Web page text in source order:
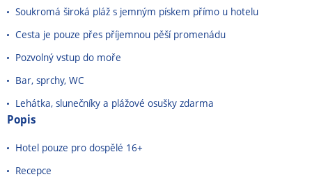
Soukromá široká pláž s jemným pískem přímo u hotelu
Cesta je pouze přes příjemnou pěší promenádu
Pozvolný vstup do moře
Bar, sprchy, WC
Lehátka, slunečníky a plážové osušky zdarma
Popis
Hotel pouze pro dospělé 16+
Recepce